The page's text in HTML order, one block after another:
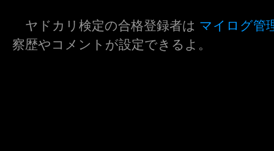
ヤドカリ検定の合格登録者は マイログ管
察歴やコメントが設定できるよ。